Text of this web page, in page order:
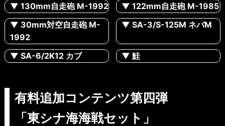
▼ 130mm自走砲 M-1992
▼ 122mm自走砲 M-1985
▼ 30mm対空自走砲 M-
1992
▼ SA-3/S-125M ネバM
▼ SA-6/2K12 カブ ▼ 鮭
有料追加コンテンツ第四弾
「東シナ海海戦セット」